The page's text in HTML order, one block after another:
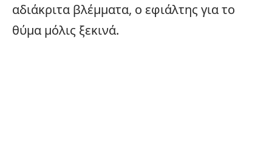
αδιάκριτα βλέμματα, ο εφιάλτης για το
θύμα μόλις ξεκινά.